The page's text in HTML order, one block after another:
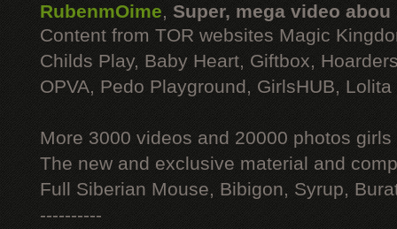
RubenmOime, Super, mega video abou
Content from TOR websites Magic
Childs Play, Baby Heart, Giftbox,
OPVA, Pedo Playground, GirlsHUB, Lolita
More 3000 videos and 20000 photos
The new and exclusive material and
Full Siberian Mouse, Bibigon, Syrup,
----------